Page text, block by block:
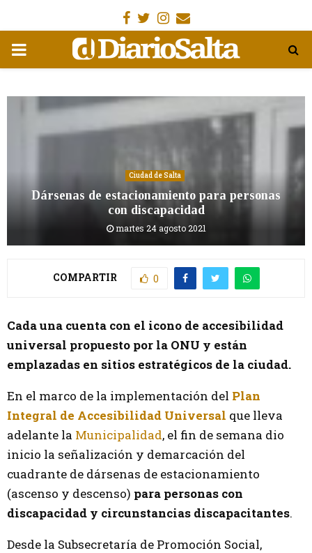
Facebook
Gorjeo
Instagram
Email
MENÚ
Ciudad de Salta
Dársenas de estacionamiento para personas
con discapacidad
martes 24 agosto 2021
COMPARTIR 0
Cada una cuenta con el icono de accesibilidad
universal propuesto por la ONU y están
emplazadas en sitios estratégicos de la ciudad.
En el marco de la implementación del Plan
Integral de Accesibilidad Universal que lleva
adelante la Municipalidad, el fin de semana dio
inicio la señalización y demarcación del
cuadrante de dársenas de estacionamiento
(ascenso y descenso) para personas con
discapacidad y circunstancias discapacitantes.
Desde la Subsecretaría de Promoción Social,